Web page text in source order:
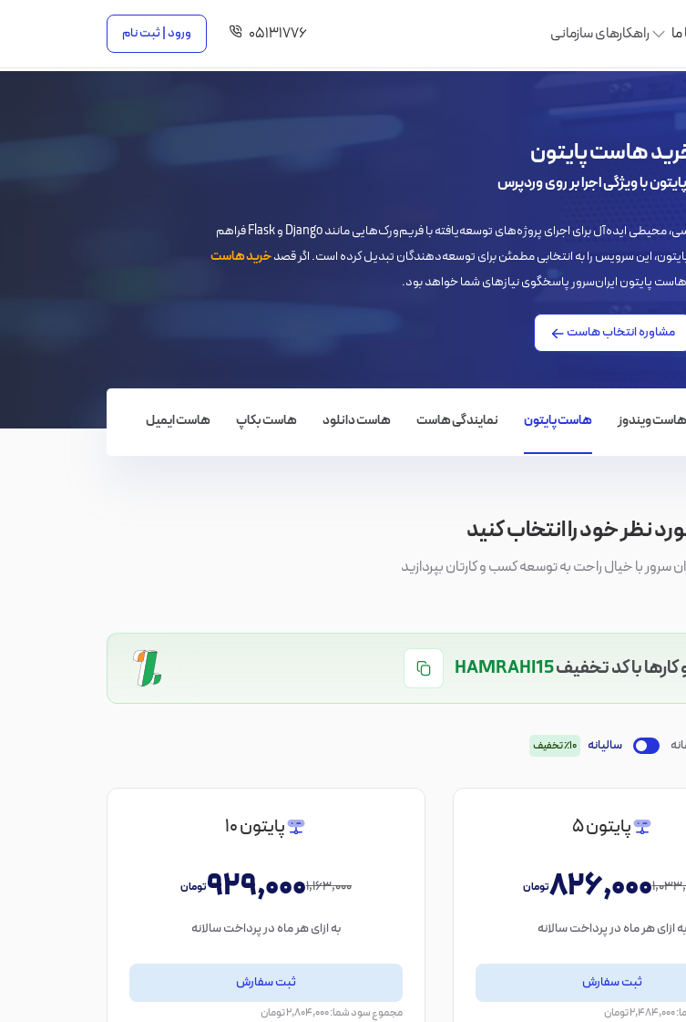
راهکارهای سازمانی ۰۵۱۳۱۷۷۶ ورود | ثبت نام
هاست پایتون
با ویژگی اجرا بر روی وردپرس
هاست پایتون ایران‌سرور با کانفیگ اختصاصی برای این زبان برنامه‌نویسی، محیطی ایده‌آل برای اجرای پروژه‌های توسعه‌یافته با فریم‌ورک‌هایی مانند Django و Flask فراهم
این سرویس را به انتخابی مطمئن برای توسعه‌دهندگان تبدیل کرده است. اگر قصدخرید هاست
هاست پایتون ایران‌سرور پاسخگوی نیازهای شما خواهد بود.
مشاوره انتخاب هاست
هاست ویندوز هاست پایتون نمایندگی هاست هاست دانلود هاست بکاپ هاست ایمیل
نظر خود را انتخاب کنید
سرور با خیال راحت به توسعه کسب و کارتان بپردازید
با کد تخفیفHAMRAHI15
سالیانه ٪10 تخفیف
پایتون 5
826,000تومان
به ازای هر ماه در پرداخت سالانه
ثبت سفارش
پایتون 10
1,163,000
929,000تومان
به ازای هر ماه در پرداخت سالانه
ثبت سفارش
مجموع سود شما: 2,804,000 تومان